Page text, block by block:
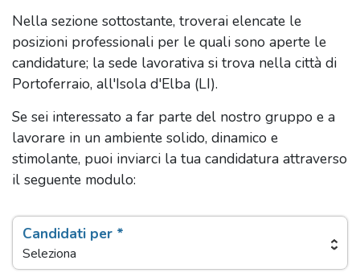
Nella sezione sottostante, troverai elencate le
posizioni professionali per le quali sono aperte le
candidature; la sede lavorativa si trova nella città di
Portoferraio, all'Isola d'Elba (LI).
Se sei interessato a far parte del nostro gruppo e a
lavorare in un ambiente solido, dinamico e
stimolante, puoi inviarci la tua candidatura attraverso
il seguente modulo:
Candidati per *
Seleziona